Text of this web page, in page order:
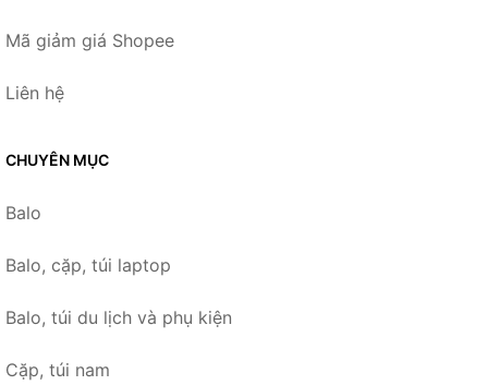
Mã giảm giá Shopee
Liên hệ
CHUYÊN MỤC
Balo
Balo, cặp, túi laptop
Balo, túi du lịch và phụ kiện
Cặp, túi nam